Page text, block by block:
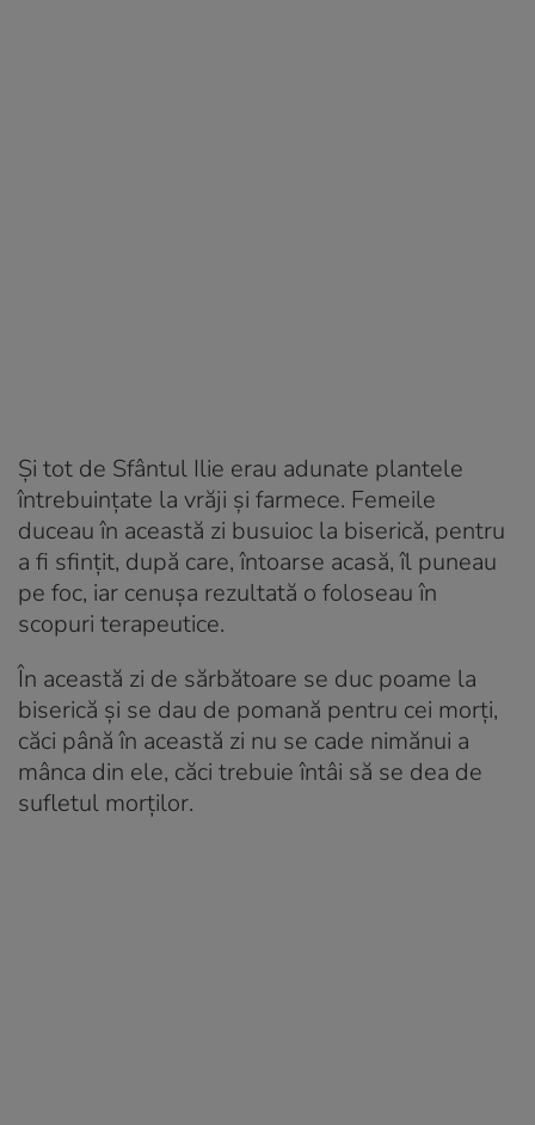
Şi tot de Sfântul Ilie erau adunate plantele
întrebuinţate la vrăji şi farmece. Femeile
duceau în această zi busuioc la biserică, pentru
a fi sfinţit, după care, întoarse acasă, îl puneau
pe foc, iar cenuşa rezultată o foloseau în
scopuri terapeutice.
În această zi de sărbătoare se duc poame la
biserică și se dau de pomană pentru cei morți,
căci până în această zi nu se cade nimănui a
mânca din ele, căci trebuie întâi să se dea de
sufletul morților.